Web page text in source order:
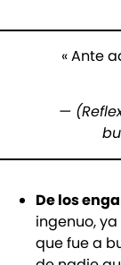
« Ante
—
De los
ingenuo,
que fue a